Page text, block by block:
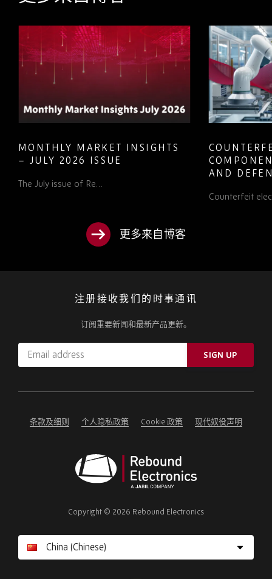
MONTHLY MARKET INSIGHTS
– JULY 2026 ISSUE
The July issue of Re…
AND
TO KNOW
Counterfeit
更多来自博客
注册接收我们的时事通讯
订阅重要新闻和最新产品更新。
Email
address
ignore
field
SIGN UP
条款及细则 个人隐私政策 Cookie 政策 现代奴役声明
Electronics
Copyright © 2026 Rebound Electronics